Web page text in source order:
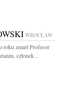
WROCŁAW
roku zmarł Profesor
członek...